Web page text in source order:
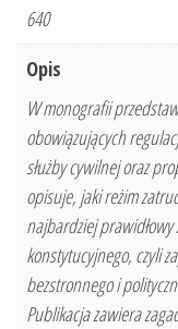
640
Opis
W monografii
obowiązujących
służby cywilnej oraz
opisuje, jaki reżim
najbardziej
konstytucyjnego, czyli
bezstronnego i
Publikacja zawiera